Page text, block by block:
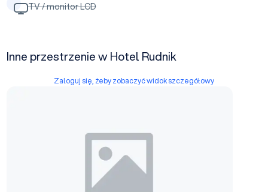
TV / monitor LCD
Inne przestrzenie w Hotel Rudnik
Zaloguj się, żeby zobaczyć widok szczegółowy